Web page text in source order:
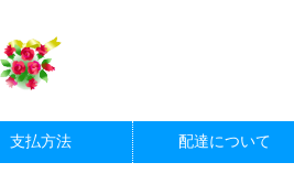
支払方法 配達について